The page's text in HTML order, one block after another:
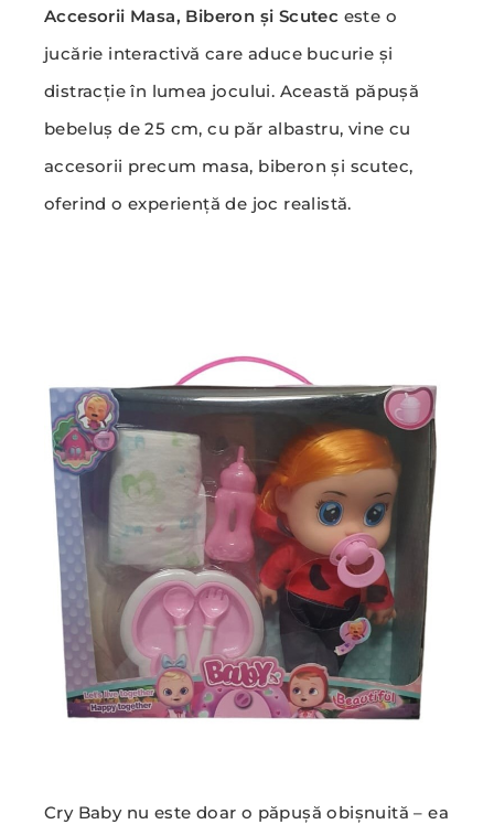
Accesorii Masa, Biberon și Scutec este o
jucărie interactivă care aduce bucurie și
distracție în lumea jocului. Această păpușă
bebeluș de 25 cm, cu păr albastru, vine cu
accesorii precum masa, biberon și scutec,
oferind o experiență de joc realistă.
Cry Baby nu este doar o păpușă obișnuită – ea